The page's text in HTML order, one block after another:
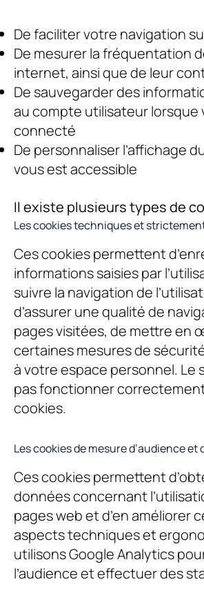
De faciliter votre navigation
De mesurer la fréquentation
internet, ainsi que de leur
De sauvegarder des
au compte utilisateur lorsque
connecté
De personnaliser l’affichage
vous est accessible
Il existe plusieurs types de
Les cookies techniques et
Ces cookies permettent
informations saisies par
suivre la navigation de
d’assurer une qualité de
pages visitées, de mettre en
certaines mesures de
à votre espace personnel. Le
pas fonctionner
cookies.
Les cookies de mesure d’audience et
Ces cookies permettent
données concernant
pages web et d’en améliorer
aspects techniques et
utilisons Google Analytics
l’audience et effectuer des